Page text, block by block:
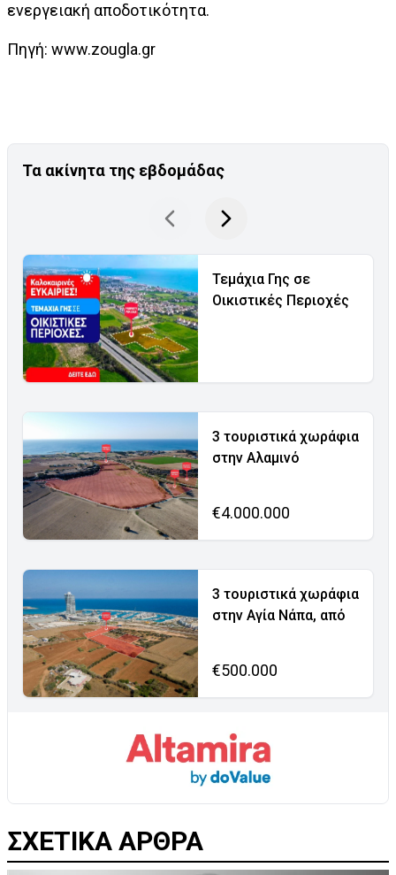
ενεργειακή αποδοτικότητα.
Πηγή: www.zougla.gr
Τα ακίνητα της εβδομάδας
Τεμάχια Γης σε
Οικιστικές Περιοχές
3 τουριστικά χωράφια
στην Αλαμινό
€4.000.000
3 τουριστικά χωράφια
στην Αγία Νάπα, από
€500.000
ΣΧΕΤΙΚΑ ΑΡΘΡΑ